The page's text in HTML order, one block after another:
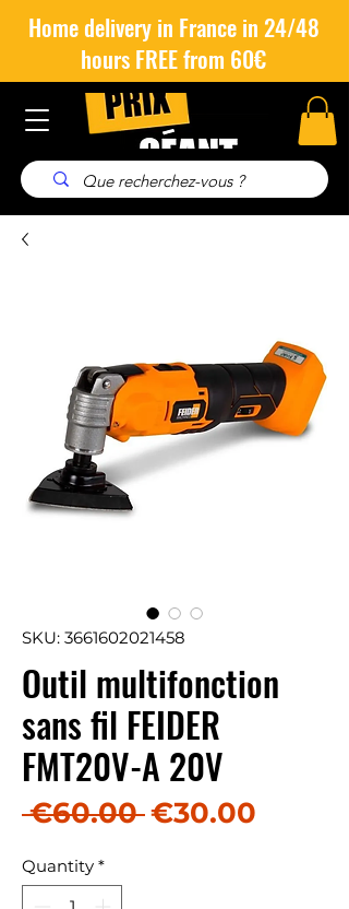
Home delivery in France in 24/48
hours FREE from 60€
SKU: 3661602021458
Outil multifonction
sans fil FEIDER
FMT20V-A 20V
€60.00 Regular Price
€30.00
Quantity *